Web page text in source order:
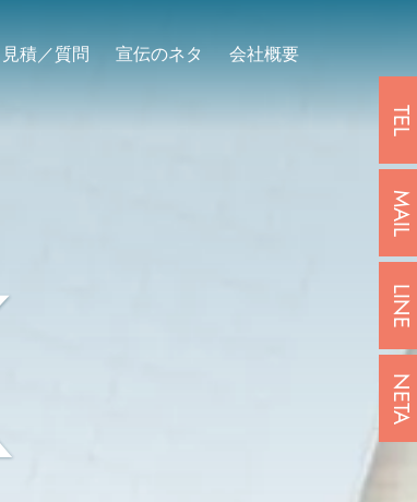
見積／質問 宣伝のネタ 会社概要
TEL
MAIL
LINE
NETA